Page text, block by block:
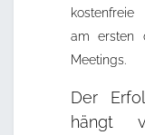
am ersten
Meetings.
Der
hängt